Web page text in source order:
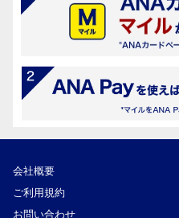
会社概要
ご利用規約
お問い合わせ